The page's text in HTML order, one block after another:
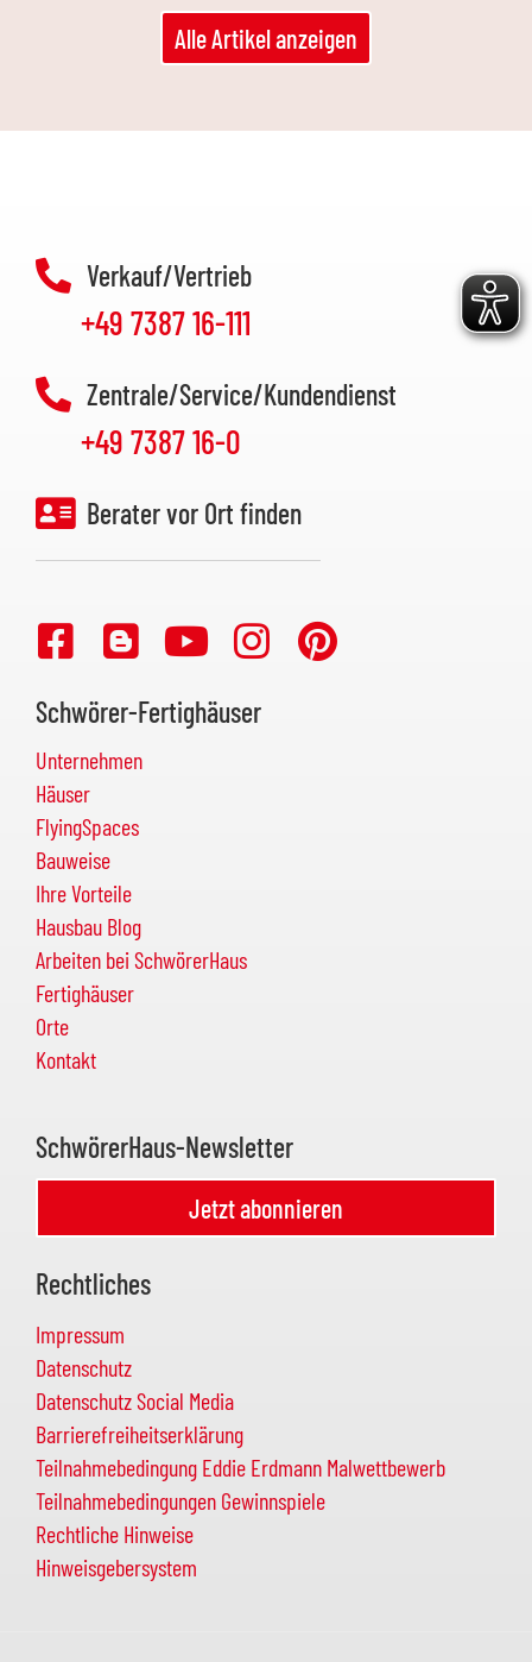
Alle Artikel anzeigen
Verkauf/Vertrieb
+49 7387 16-111
Zentrale/Service/Kundendienst
+49 7387 16-0
Berater vor Ort finden
Schwörer-Fertighäuser
Unternehmen
Häuser
FlyingSpaces
Bauweise
Ihre Vorteile
Hausbau Blog
Arbeiten bei SchwörerHaus
Fertighäuser
Orte
Kontakt
SchwörerHaus-Newsletter
Jetzt abonnieren
Rechtliches
Impressum
Datenschutz
Datenschutz Social Media
Barrierefreiheitserklärung
Teilnahmebedingung Eddie Erdmann Malwettbewerb
Teilnahmebedingungen Gewinnspiele
Rechtliche Hinweise
Hinweisgebersystem